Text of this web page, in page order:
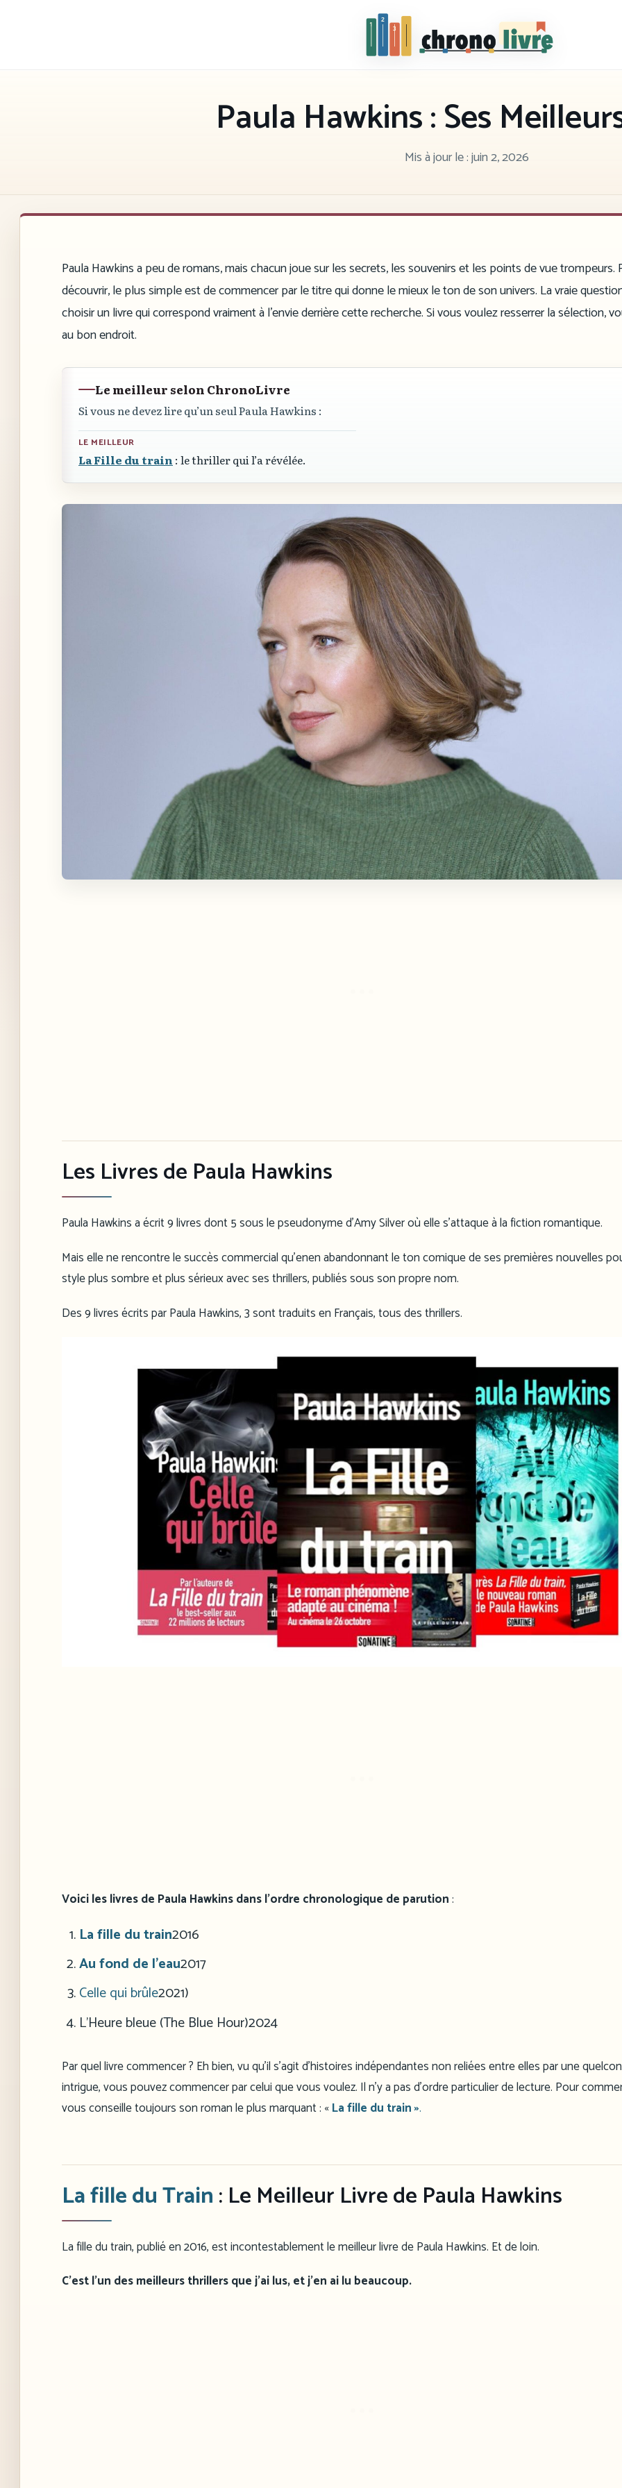
Chronolivre
Paula Hawkins : Ses
Mis à jour le :juin 2, 2026
Paula Hawkins a peu de romans, mais chacun joue sur les secrets, les souvenirs et les points de vue trompeurs.
découvrir, le plus simple est de commencer par le titre qui donne le mieux le ton de son univers. La vraie
choisir un livre qui correspond vraiment à l’envie derrière cette recherche. Si vous voulez resserrer la sélection,
au bon endroit.
Le meilleur selon ChronoLivre
Si vous ne devez lire qu’un seul Paula Hawkins :
LE MEILLEUR
La Fille du train : le thriller qui l’a révélée.
Les Livres de Paula Hawkins
Paula Hawkins a écrit 9 livres dont 5 sous le pseudonyme d’Amy Silver où elle s’attaque à la fiction romantique.
Mais elle ne rencontre le succès commercial qu’enen abandonnant le ton comique de ses premières nouvelles
style plus sombre et plus sérieux avec ses thrillers, publiés sous son propre nom.
Des 9 livres écrits par Paula Hawkins, 3 sont traduits en Français, tous des thrillers.
Voici les livres de Paula Hawkins dans l’ordre chronologique de parution:
La fille du train2016
Au fond de l’eau2017
Celle qui brûle2021)
L’Heure bleue (The Blue Hour)2024
Par quel livre commencer ? Eh bien, vu qu’il s’agit d’histoires indépendantes non reliées entre elles par une
intrigue, vous pouvez commencer par celui que vous voulez. Il n’y a pas d’ordre particulier de lecture. Pour
vous conseille toujours son roman le plus marquant : «La fille du train ».
La fille du Train: Le Meilleur Livre de Paula Hawkins
La fille du train, publié en 2016, est incontestablement le meilleur livre de Paula Hawkins. Et de loin.
C’est l’un des meilleurs thrillers que j’ai lus, et j’en ai lu beaucoup.